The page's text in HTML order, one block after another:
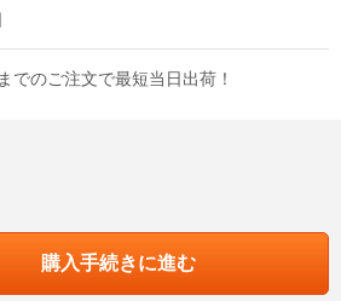
でのご注文で最短当日出荷！
購入手続きに進む